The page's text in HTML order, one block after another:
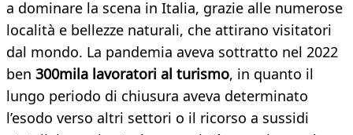
a dominare la scena in Italia, grazie alle numerose
località e bellezze naturali, che attirano visitatori
dal mondo. La pandemia aveva sottratto nel 2022
ben 300mila lavoratori al turismo, in quanto il
lungo periodo di chiusura aveva determinato
l’esodo verso altri settori o il ricorso a sussidi